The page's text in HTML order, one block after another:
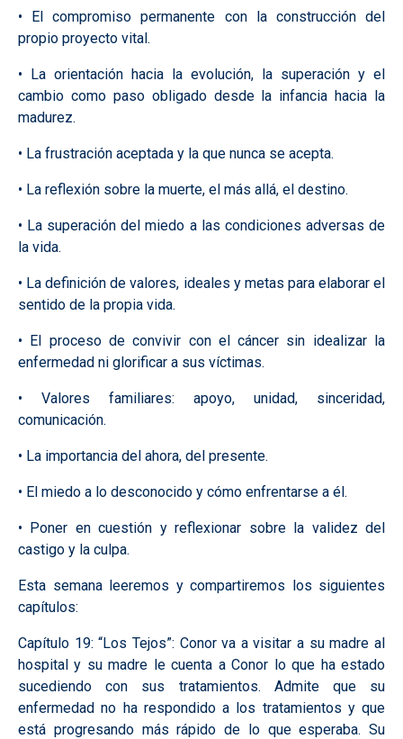
• El compromiso permanente con la construcción del
propio proyecto vital.
• La orientación hacia la evolución, la superación y el
cambio como paso obligado desde la infancia hacia la
madurez.
• La frustración aceptada y la que nunca se acepta.
• La reflexión sobre la muerte, el más allá, el destino.
• La superación del miedo a las condiciones adversas de
la vida.
• La definición de valores, ideales y metas para elaborar el
sentido de la propia vida.
• El proceso de convivir con el cáncer sin idealizar la
enfermedad ni glorificar a sus víctimas.
• Valores familiares: apoyo, unidad, sinceridad,
comunicación.
• La importancia del ahora, del presente.
• El miedo a lo desconocido y cómo enfrentarse a él.
• Poner en cuestión y reflexionar sobre la validez del
castigo y la culpa.
Esta semana leeremos y compartiremos los siguientes
capítulos:
Capítulo 19: “Los Tejos”: Conor va a visitar a su madre al
hospital y su madre le cuenta a Conor lo que ha estado
sucediendo con sus tratamientos. Admite que su
enfermedad no ha respondido a los tratamientos y que
está progresando más rápido de lo que esperaba. Su